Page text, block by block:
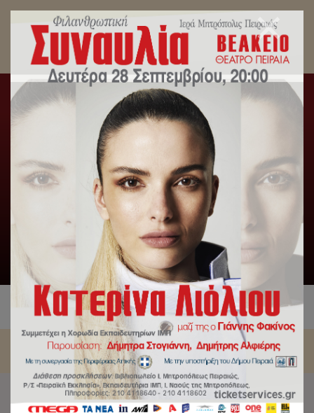
Η μνήμη του Αγίου Νικολάου στο μεγαλύτερο
λιμάνι της χώρας.
Αρχική / Slideshow Δελτία Τύπου , Λατρευτική Ζωή
μνήμη του Αγίου Νικολάου στο μεγαλύτερο λιμάνι της χώρας.